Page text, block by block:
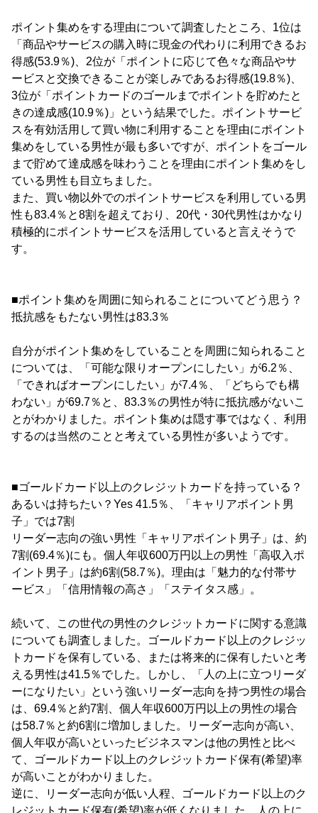
ポイント集めをする理由について調査したところ、1位は
「商品やサービスの購入時に現金の代わりに利用できるお
得感(53.9％)、2位が「ポイントに応じて色々な商品やサ
ービスと交換できることが楽しみであるお得感(19.8％)、
3位が「ポイントカードのゴールまでポイントを貯めたと
きの達成感(10.9％)」という結果でした。ポイントサービ
スを有効活用して買い物に利用することを理由にポイント
集めをしている男性が最も多いですが、ポイントをゴール
まで貯めて達成感を味わうことを理由にポイント集めをし
ている男性も目立ちました。
また、買い物以外でのポイントサービスを利用している男
性も83.4％と8割を超えており、20代・30代男性はかなり
積極的にポイントサービスを活用していると言えそうで
す。
■ポイント集めを周囲に知られることについてどう思う？
抵抗感をもたない男性は83.3％
自分がポイント集めをしていることを周囲に知られること
については、「可能な限りオープンにしたい」が6.2％、
「できればオープンにしたい」が7.4％、「どちらでも構
わない」が69.7％と、83.3％の男性が特に抵抗感がないこ
とがわかりました。ポイント集めは隠す事ではなく、利用
するのは当然のことと考えている男性が多いようです。
■ゴールドカード以上のクレジットカードを持っている？
あるいは持ちたい？Yes 41.5％、「キャリアポイント男
子」では7割
リーダー志向の強い男性「キャリアポイント男子」は、約
7割(69.4％)にも。個人年収600万円以上の男性「高収入ポ
イント男子」は約6割(58.7％)。理由は「魅力的な付帯サ
ービス」「信用情報の高さ」「ステイタス感」。
続いて、この世代の男性のクレジットカードに関する意識
についても調査しました。ゴールドカード以上のクレジッ
トカードを保有している、または将来的に保有したいと考
える男性は41.5％でした。しかし、「人の上に立つリーダ
ーになりたい」という強いリーダー志向を持つ男性の場合
は、69.4％と約7割、個人年収600万円以上の男性の場合
は58.7％と約6割に増加しました。リーダー志向が高い、
個人年収が高いといったビジネスマンは他の男性と比べ
て、ゴールドカード以上のクレジットカード保有(希望)率
が高いことがわかりました。
逆に、リーダー志向が低い人程、ゴールドカード以上のク
レジットカード保有(希望)率が低くなりました。人の上に